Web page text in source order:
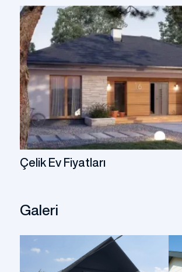
Prefabrik Dükkan
Tek Katlı Prefabrik Villa
Konteyner Ev
Çelik Ev Fiyatları
Galeri